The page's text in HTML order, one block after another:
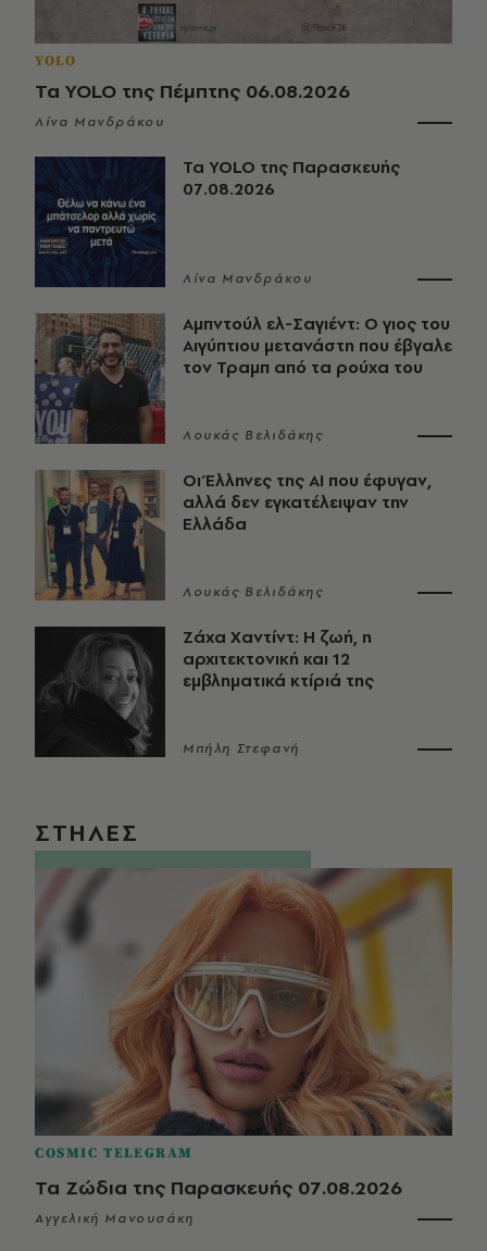
YOLO
Τα YOLO της Πέμπτης 06.08.2026
Λίνα Μανδράκου
Τα YOLO της Παρασκευής
07.08.2026
Λίνα Μανδράκου
Αμπντούλ ελ-Σαγιέντ: Ο γιος του
Αιγύπτιου μετανάστη που έβγαλε
τον Τραμπ από τα ρούχα του
Λουκάς Βελιδάκης
Οι Έλληνες της ΑΙ που έφυγαν,
αλλά δεν εγκατέλειψαν την
Ελλάδα
Λουκάς Βελιδάκης
Ζάχα Χαντίντ: Η ζωή, η
αρχιτεκτονική και 12
εμβληματικά κτίριά της
Μπήλη Στεφανή
ΣΤΗΛΕΣ
COSMIC TELEGRAM
Τα Ζώδια της Παρασκευής 07.08.2026
Αγγελική Μανουσάκη